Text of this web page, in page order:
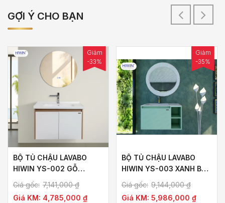
GỢI Ý CHO BẠN
BỘ TỦ CHẬU LAVABO
HIWIN YS-002 GỖ
PLYWOOD VÂN GỖ HỒ
ĐÀO
Giá gốc: 7,141,000₫
Giá KM: 4,785,000 ₫
Giảm
-33%
BỘ TỦ CHẬU LAVABO
HIWIN YS-003 XANH BƠ
(KHÔNG KÈM GƯƠNG)
Giá gốc: 9,144,000₫
Giá KM: 5,986,000 ₫
Giảm
-35%